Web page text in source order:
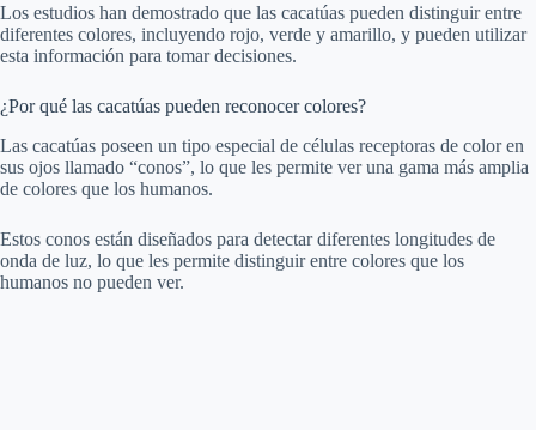
Los estudios han demostrado que las cacatúas pueden distinguir entre
diferentes colores, incluyendo rojo, verde y amarillo, y pueden utilizar
esta información para tomar decisiones.
¿Por qué las cacatúas pueden reconocer colores?
Las cacatúas poseen un tipo especial de células receptoras de color en
sus ojos llamado “conos”, lo que les permite ver una gama más amplia
de colores que los humanos.
Estos conos están diseñados para detectar diferentes longitudes de
onda de luz, lo que les permite distinguir entre colores que los
humanos no pueden ver.